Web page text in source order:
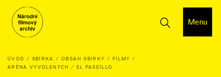
Menu
ÚVOD SBÍRKA OBSAH SBÍRKY
FILMY
ARÉNA VYVOLENÝCH / EL PASEÍLLO